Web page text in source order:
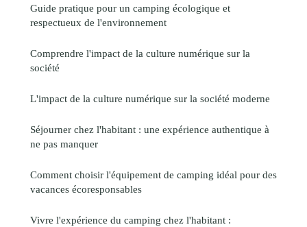
Guide pratique pour un camping écologique et
respectueux de l'environnement
Comprendre l'impact de la culture numérique sur la
société
L'impact de la culture numérique sur la société moderne
Séjourner chez l'habitant : une expérience authentique à
ne pas manquer
Comment choisir l'équipement de camping idéal pour des
vacances écoresponsables
Vivre l'expérience du camping chez l'habitant :